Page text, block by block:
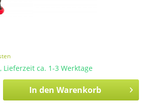
ca. 1-3 Werktage
In den Warenkorb